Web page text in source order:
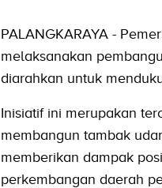
PALANGKARAYA -
melaksanakan
diarahkan untuk
Inisiatif ini merupakan
membangun tambak
memberikan dampak
perkembangan daerah